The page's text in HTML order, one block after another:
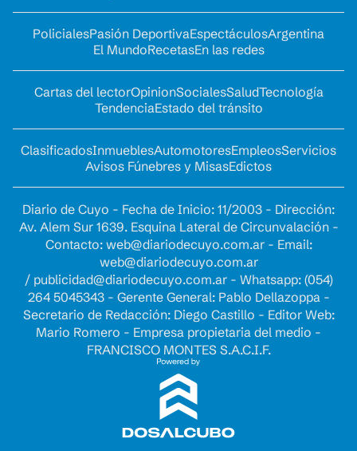
PolicialesPasión DeportivaEspectáculosArgentina
El MundoRecetasEn las redes
Cartas del lectorOpinionSocialesSaludTecnología
TendenciaEstado del tránsito
ClasificadosInmueblesAutomotoresEmpleosServicios
Avisos Fúnebres y MisasEdictos
Diario de Cuyo - Fecha de Inicio: 11/2003 - Dirección:
Av. Alem Sur 1639. Esquina Lateral de Circunvalación -
Contacto: web@diariodecuyo.com.ar- Email:
web@diariodecuyo.com.ar
/ publicidad@diariodecuyo.com.ar- Whatsapp: (054)
264 5045343 - Gerente General: Pablo Dellazoppa -
Secretario de Redacción: Diego Castillo - Editor Web:
Mario Romero - Empresa propietaria del medio -
FRANCISCO MONTES S.A.C.I.F.